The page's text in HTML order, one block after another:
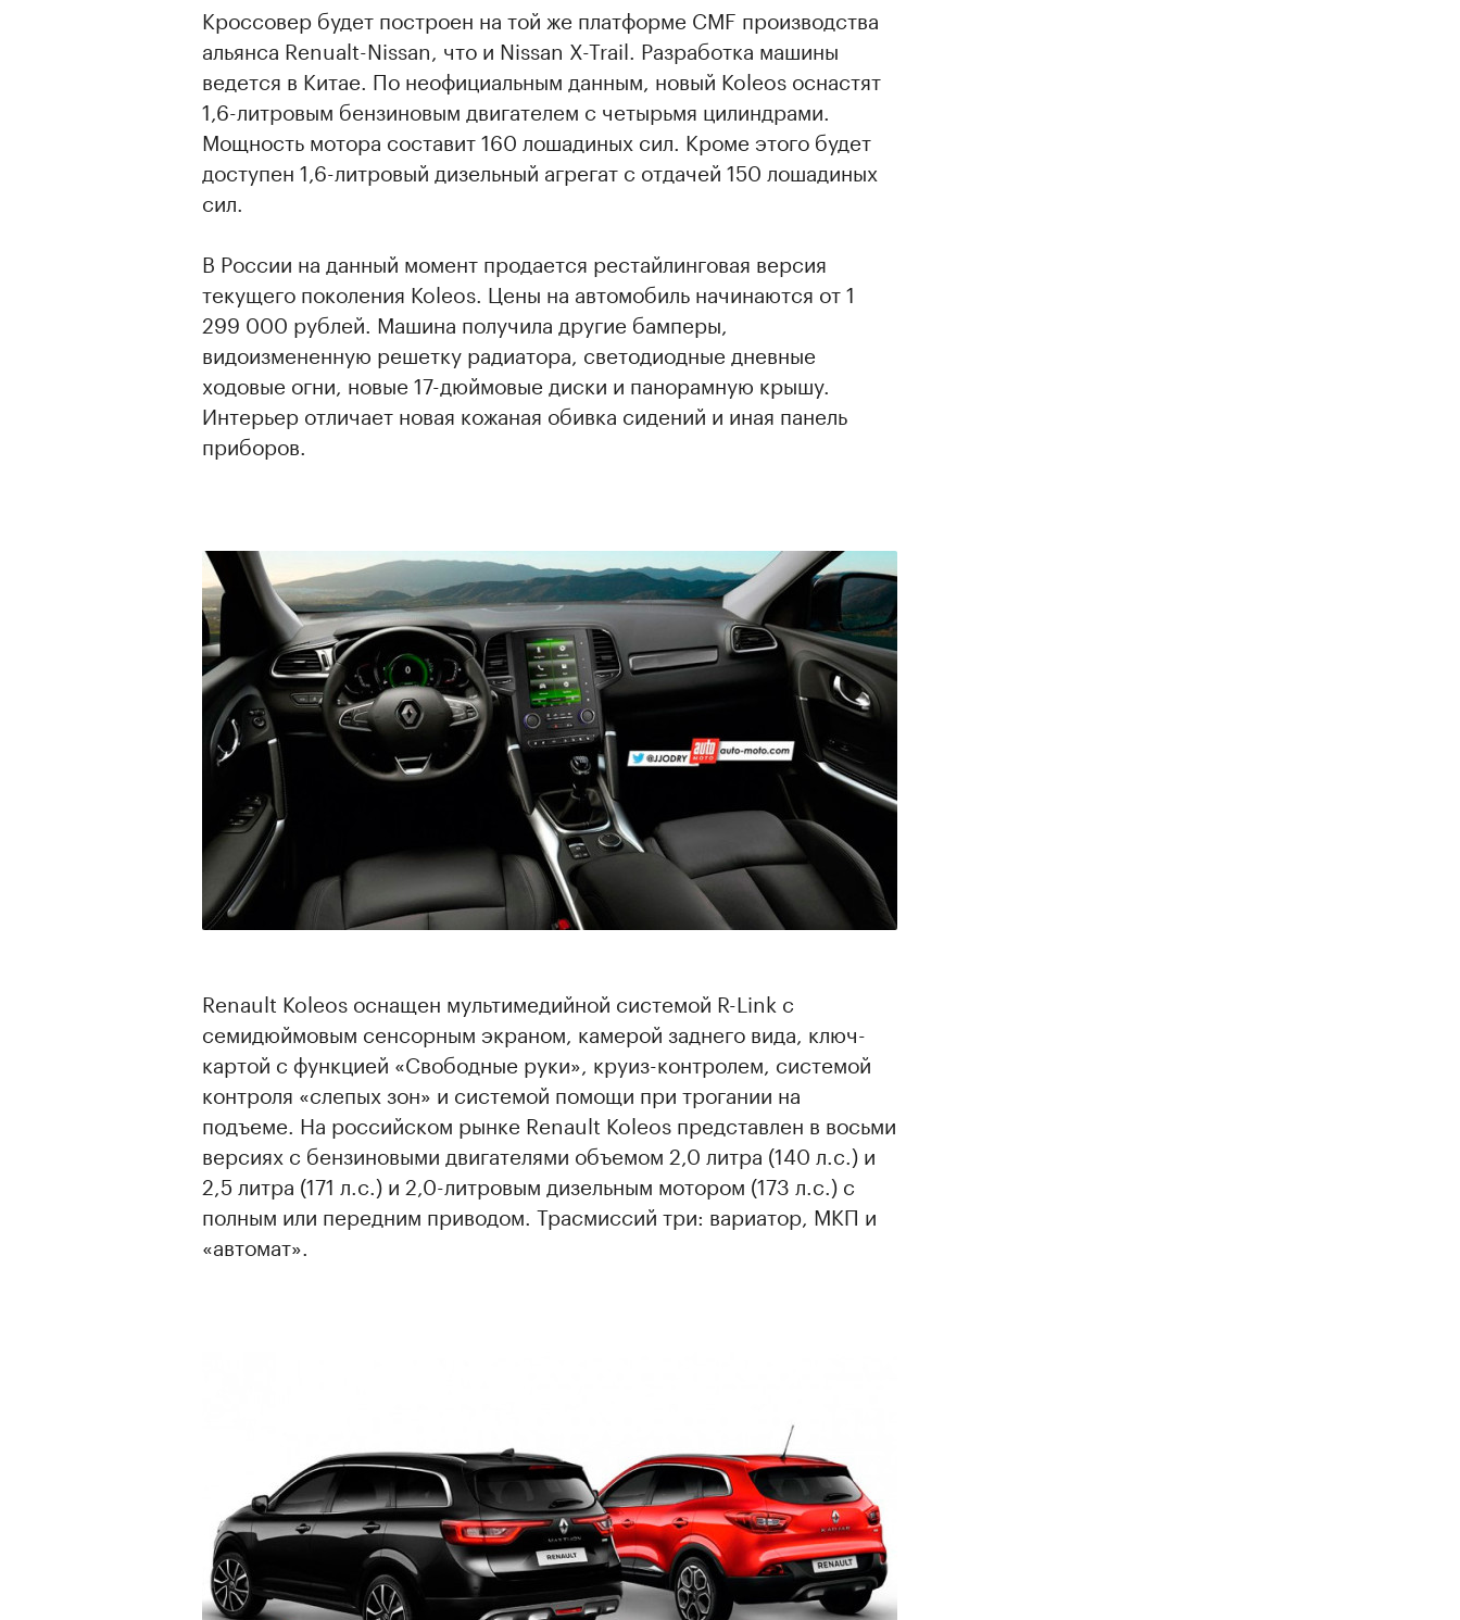
Кроссовер будет построен на той же платформе CMF производства
альянса Renualt-Nissan, что и Nissan X-Trail. Разработка машины
ведется в Китае. По неофициальным данным, новый Koleos оснастят
1,6-литровым бензиновым двигателем с четырьмя цилиндрами.
Мощность мотора составит 160 лошадиных сил. Кроме этого будет
доступен 1,6-литровый дизельный агрегат с отдачей 150 лошадиных
сил.
В России на данный момент продается рестайлинговая версия
текущего поколения Koleos. Цены на автомобиль начинаются от 1
299 000 рублей. Машина получила другие бамперы,
видоизмененную решетку радиатора, светодиодные дневные
ходовые огни, новые 17-дюймовые диски и панорамную крышу.
Интерьер отличает новая кожаная обивка сидений и иная панель
приборов.
Renault Koleos оснащен мультимедийной системой R-Link с
семидюймовым сенсорным экраном, камерой заднего вида, ключ-
картой с функцией «Свободные руки», круиз-контролем, системой
контроля «слепых зон» и системой помощи при трогании на
подъеме. На российском рынке Renault Koleos представлен в восьми
версиях с бензиновыми двигателями объемом 2,0 литра (140 л.с.) и
2,5 литра (171 л.с.) и 2,0-литровым дизельным мотором (173 л.с.) с
полным или передним приводом. Трасмиссий три: вариатор, МКП и
«автомат».